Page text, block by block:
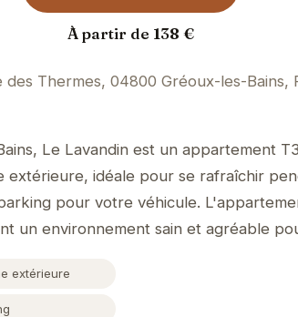
À partir de 138 €
des Thermes, 04800 Gréoux-les-Bains,
Le Lavandin est un appartement
extérieure, idéale pour se rafraîchir
pour votre véhicule.
un environnement sain et agréable
extérieure